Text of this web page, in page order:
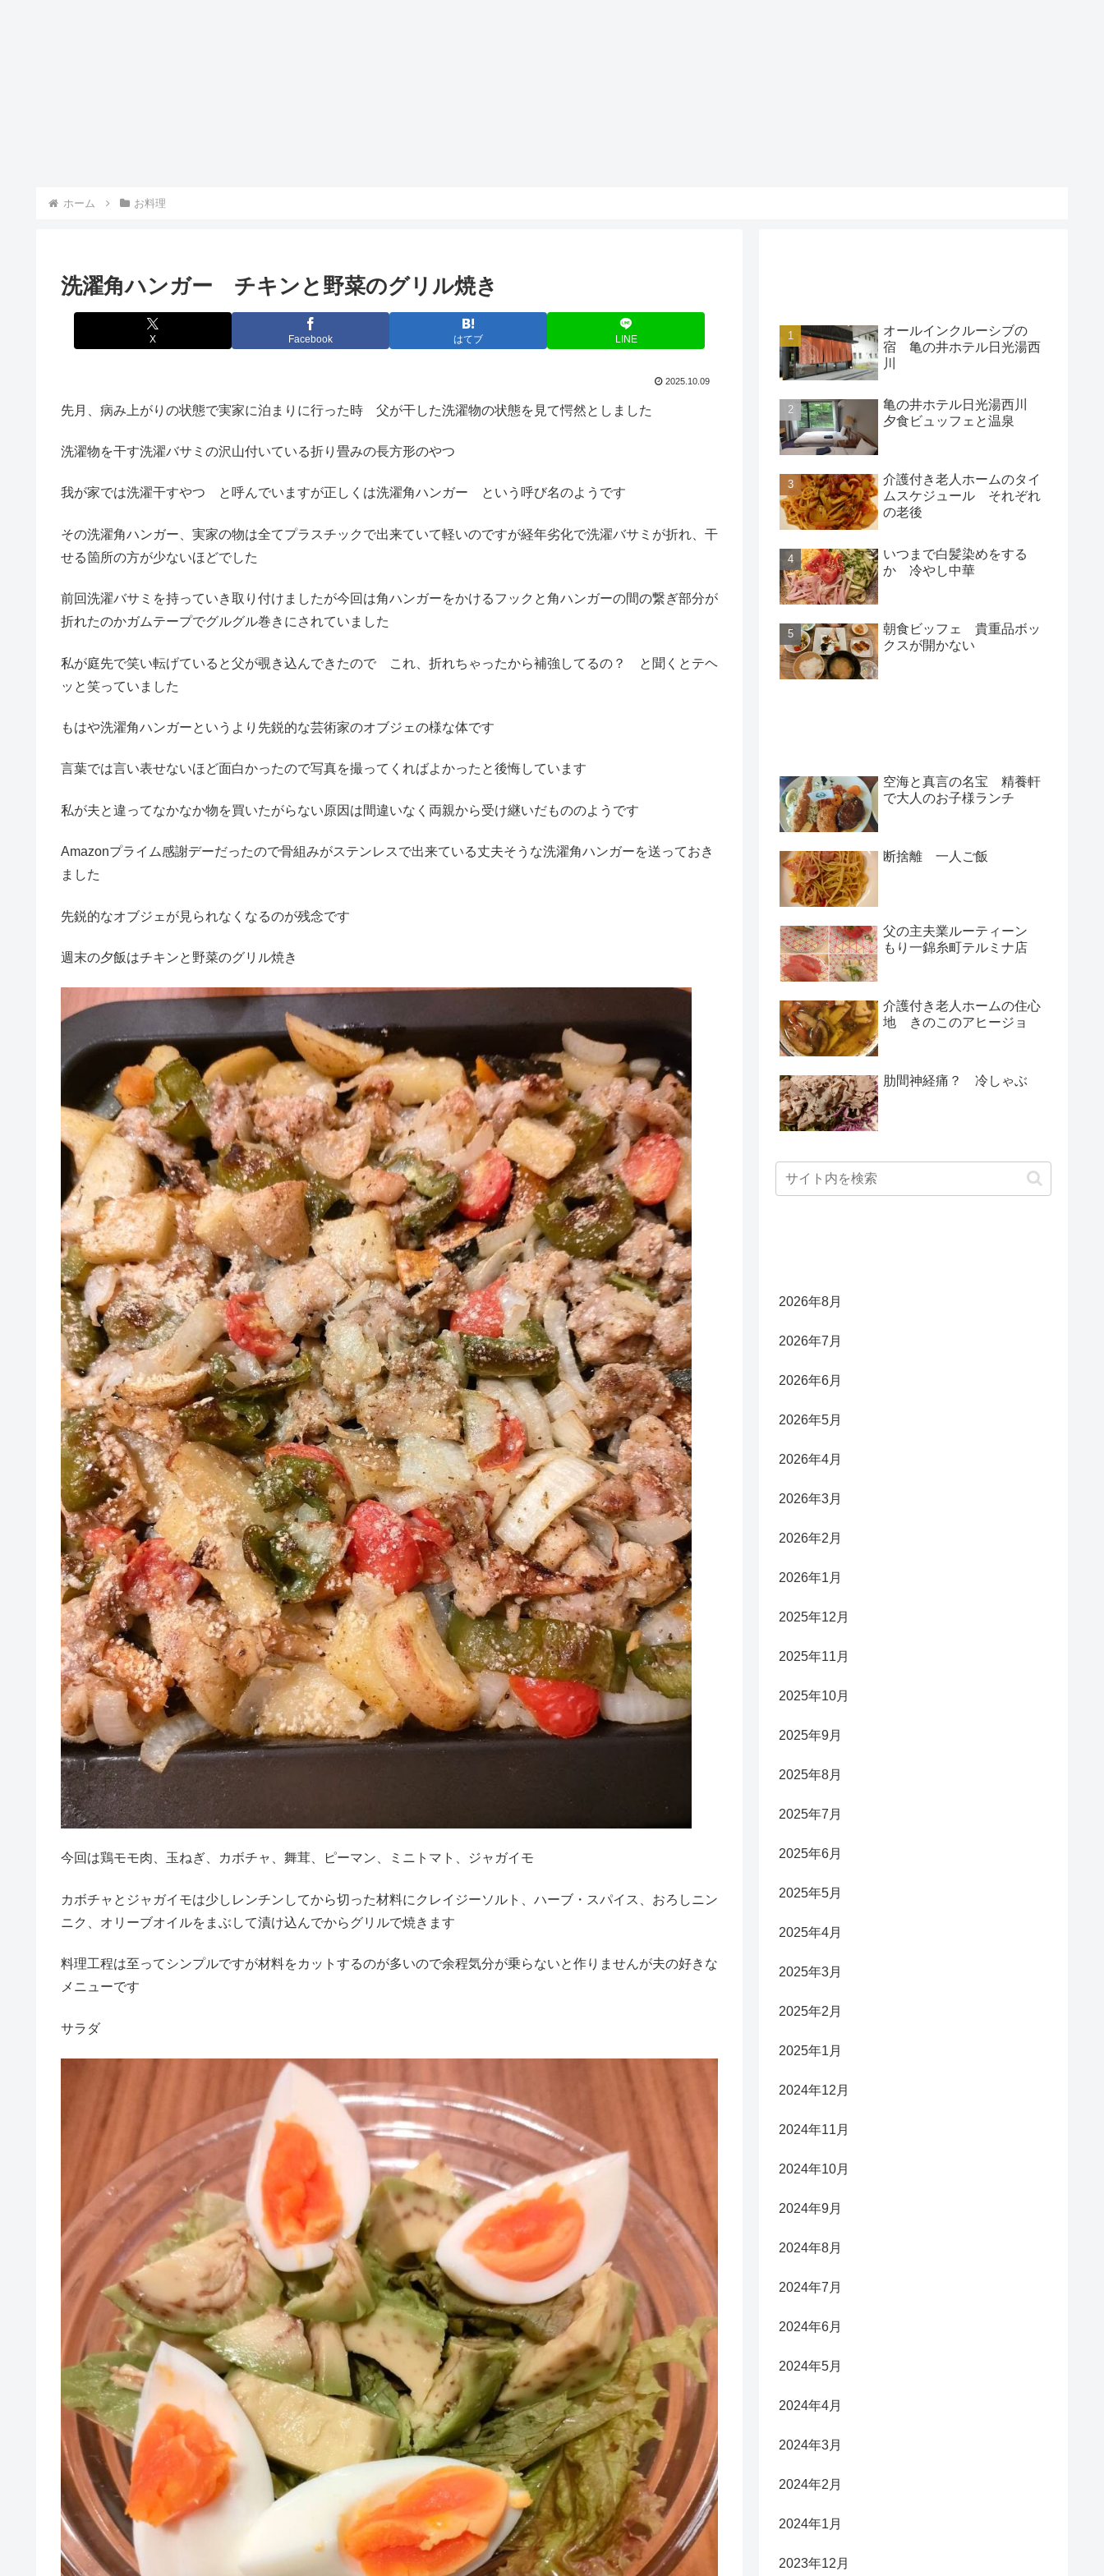
ホーム お料理
洗濯角ハンガー チキンと野菜のグリル焼き
X Facebook はてブ LINE
2025.10.09
先月、病み上がりの状態で実家に泊まりに行った時 父が干した洗濯物の状態を見て愕然としました
洗濯物を干す洗濯バサミの沢山付いている折り畳みの長方形のやつ
我が家では洗濯干すやつ と呼んでいますが正しくは洗濯角ハンガー という呼び名のようです
その洗濯角ハンガー、実家の物は全てプラスチックで出来ていて軽いのですが経年劣化で洗濯バサミが折れ、干
せる箇所の方が少ないほどでした
前回洗濯バサミを持っていき取り付けましたが今回は角ハンガーをかけるフックと角ハンガーの間の繋ぎ部分が
折れたのかガムテープでグルグル巻きにされていました
私が庭先で笑い転げていると父が覗き込んできたので これ、折れちゃったから補強してるの？ と聞くとテヘ
ッと笑っていました
もはや洗濯角ハンガーというより先鋭的な芸術家のオブジェの様な体です
言葉では言い表せないほど面白かったので写真を撮ってくればよかったと後悔しています
私が夫と違ってなかなか物を買いたがらない原因は間違いなく両親から受け継いだもののようです
Amazonプライム感謝デーだったので骨組みがステンレスで出来ている丈夫そうな洗濯角ハンガーを送っておき
ました
先鋭的なオブジェが見られなくなるのが残念です
週末の夕飯はチキンと野菜のグリル焼き
今回は鶏モモ肉、玉ねぎ、カボチャ、舞茸、ピーマン、ミニトマト、ジャガイモ
カボチャとジャガイモは少しレンチンしてから切った材料にクレイジーソルト、ハーブ・スパイス、おろしニン
ニク、オリーブオイルをまぶして漬け込んでからグリルで焼きます
料理工程は至ってシンプルですが材料をカットするのが多いので余程気分が乗らないと作りませんが夫の好きな
メニューです
サラダ
オールインクルーシブの
宿 亀の井ホテル日光湯西
川
亀の井ホテル日光湯西川
夕食ビュッフェと温泉
介護付き老人ホームのタイ
ムスケジュール それぞれ
の老後
いつまで白髪染めをする
か 冷やし中華
朝食ビッフェ 貴重品ボッ
クスが開かない
空海と真言の名宝 精養軒
で大人のお子様ランチ
断捨離 一人ご飯
父の主夫業ルーティーン
もり一錦糸町テルミナ店
介護付き老人ホームの住心
地 きのこのアヒージョ
肋間神経痛？ 冷しゃぶ
2026年8月
2026年7月
2026年6月
2026年5月
2026年4月
2026年3月
2026年2月
2026年1月
2025年12月
2025年11月
2025年10月
2025年9月
2025年8月
2025年7月
2025年6月
2025年5月
2025年4月
2025年3月
2025年2月
2025年1月
2024年12月
2024年11月
2024年10月
2024年9月
2024年8月
2024年7月
2024年6月
2024年5月
2024年4月
2024年3月
2024年2月
2024年1月
2023年12月